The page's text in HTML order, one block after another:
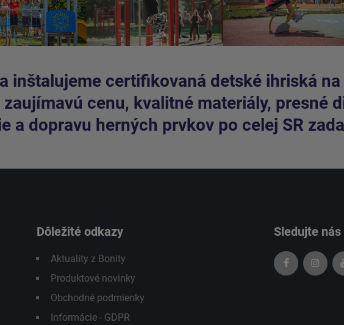
inštalujeme certifikovaná detské ihriská
cenu, kvalitné materiály, presné
a dopravu herných prvkov po celej SR
Dôležité odkazy
Aktuality z Bonity
Produktové novinky
Obchodné podmienky
Informácie - GDPR
Sledujte nás